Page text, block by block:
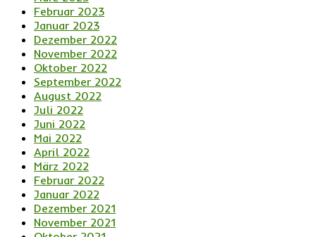
Februar 2023
Januar 2023
Dezember 2022
November 2022
Oktober 2022
September 2022
August 2022
Juli 2022
Juni 2022
Mai 2022
April 2022
März 2022
Februar 2022
Januar 2022
Dezember 2021
November 2021